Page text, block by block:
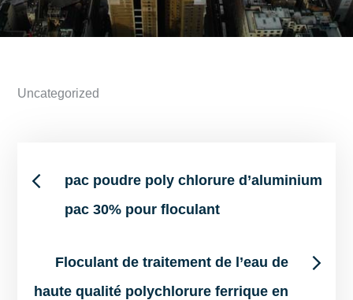
Uncategorized
Post
navigation
pac poudre poly chlorure d’aluminium
pac 30% pour floculant
Floculant de traitement de l’eau de
haute qualité polychlorure ferrique en